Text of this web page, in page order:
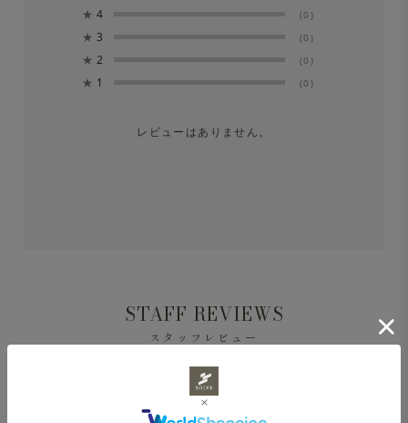
Journey Sweatshirt モックネック シルケット裏毛 エク
すのでご注意下さい。
※洗濯後は形を整えてすぐに日陰でつり干しにしてくださ
★ 4 (0)
★ 3 (0)
★ 2 (0)
★ 1 (0)
レビューはありません。
STAFF REVIEWS
スタッフレビュー
レビューはありません。